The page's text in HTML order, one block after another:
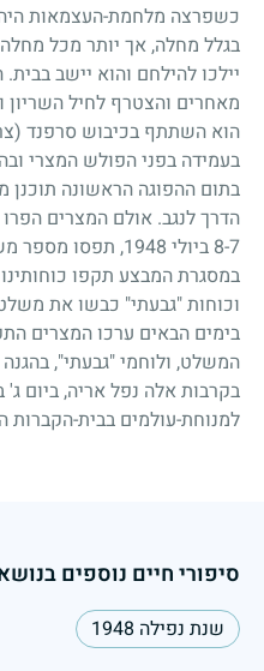
כשפרצה מלחמת-העצמאות היה
בגלל מחלה, אך יותר מכל
יילכו להילחם והוא יישב
מאחרים והצטרף לחיל
הוא השתתף בכיבוש סרפנד
בעמידה בפני הפולש המצרי
בתום ההפוגה הראשונה
הדרך לנגב. אולם המצרים
7
-
8 ביולי 1948, תפסו מספר
במסגרת המבצע תקפו
וכוחות "גבעתי" כבשו את
בימים הבאים ערכו המצרים
המשלט, ולוחמי "גבעתי",
בקרבות אלה נפל אריה, ביום
למנוחת-עולמים בבית-הקברות
סיפורי חיים נוספים
שנת נפילה 1948